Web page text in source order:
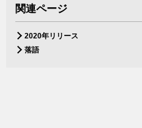
関連ページ
2020年リリース
落語